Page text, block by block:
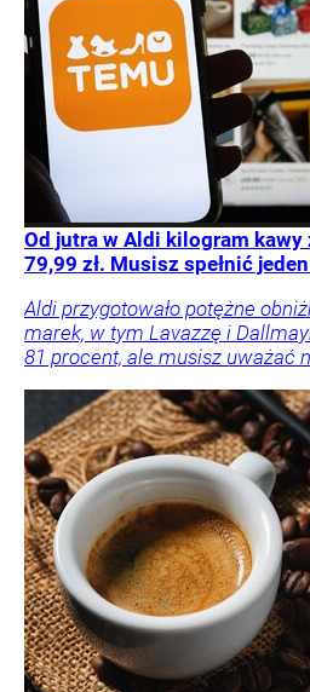
Od jutra w Aldi kilogram kawy
79,99 zł. Musisz spełnić
Aldi przygotowało potężne
marek, w tym Lavazzę i
81 procent, ale musisz uważać